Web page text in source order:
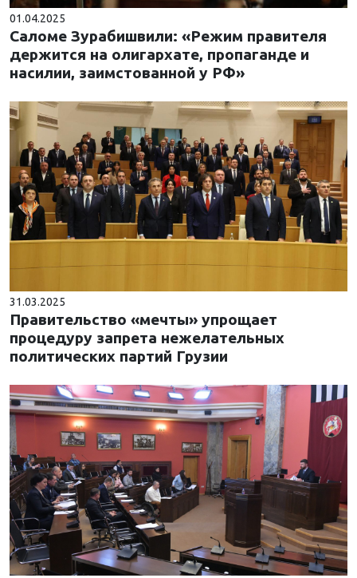
01.04.2025
Саломе Зурабишвили: «Режим правителя
держится на олигархате, пропаганде и
насилии, заимстованной у РФ»
31.03.2025
Правительство «мечты» упрощает
процедуру запрета нежелательных
политических партий Грузии